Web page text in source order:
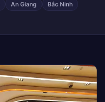
An Giang Bắc Ninh